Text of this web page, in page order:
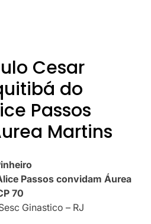
Cesar
do
Passos
Martins
Passos convidam Áurea
70
Ginastico – RJ